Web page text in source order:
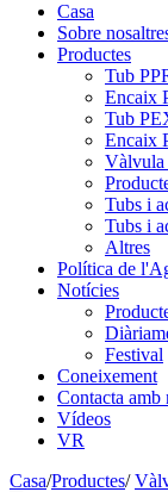
Casa
Sobre
Productes
Tub
Encaix
Tub
Encaix
Vàlvula
Tubs i
Tubs i
Altres
Política de
Notícies
Festival
Coneixement
Contacta amb
Vídeos
VR
Casa/Productes/